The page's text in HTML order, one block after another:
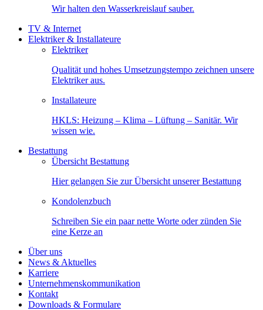
Wir halten den Wasserkreislauf sauber.
TV & Internet
Elektriker & Installateure
Elektriker
Qualität und hohes Umsetzungstempo zeichnen unsere
Elektriker aus.
Installateure
HKLS: Heizung – Klima – Lüftung – Sanitär. Wir
wissen wie.
Bestattung
Übersicht Bestattung
Hier gelangen Sie zur Übersicht unserer Bestattung
Kondolenzbuch
Schreiben Sie ein paar nette Worte oder zünden Sie
eine Kerze an
Über uns
News & Aktuelles
Karriere
Unternehmenskommunikation
Kontakt
Downloads & Formulare